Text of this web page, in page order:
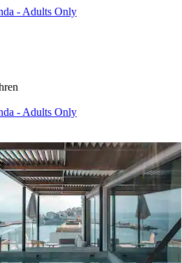
- Adults Only
- Adults Only